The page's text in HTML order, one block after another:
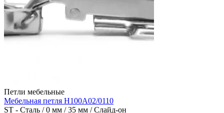
Петли мебельные
Мебельная петля H100A02/0110
ST - Сталь / 0 мм / 35 мм / Слайд-он